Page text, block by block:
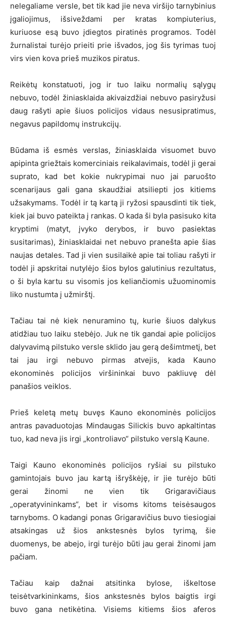
nelegaliame versle, bet tik kad jie neva viršijo tarnybinius
įgaliojimus, išsiveždami per kratas kompiuterius,
kuriuose esą buvo įdiegtos piratinės programos. Todėl
žurnalistai turėjo prieiti prie išvados, jog šis tyrimas tuoj
virs vien kova prieš muzikos piratus.
Reikėtų konstatuoti, jog ir tuo laiku normalių sąlygų
nebuvo, todėl žiniasklaida akivaizdžiai nebuvo pasiryžusi
daug rašyti apie šiuos policijos vidaus nesusipratimus,
negavus papildomų instrukcijų.
Būdama iš esmės verslas, žiniasklaida visuomet buvo
apipinta griežtais komerciniais reikalavimais, todėl ji gerai
suprato, kad bet kokie nukrypimai nuo jai paruošto
scenarijaus gali gana skaudžiai atsiliepti jos kitiems
užsakymams. Todėl ir tą kartą ji ryžosi spausdinti tik tiek,
kiek jai buvo pateikta į rankas. O kada ši byla pasisuko kita
kryptimi (matyt, įvyko derybos, ir buvo pasiektas
susitarimas), žiniasklaidai net nebuvo pranešta apie šias
naujas detales. Tad ji vien susilaikė apie tai toliau rašyti ir
todėl ji apskritai nutylėjo šios bylos galutinius rezultatus,
o ši byla kartu su visomis jos keliančiomis užuominomis
liko nustumta į užmirštį.
Tačiau tai nė kiek nenuramino tų, kurie šiuos dalykus
atidžiau tuo laiku stebėjo. Juk ne tik gandai apie policijos
dalyvavimą pilstuko versle sklido jau gerą dešimtmetį, bet
tai jau irgi nebuvo pirmas atvejis, kada Kauno
ekonominės policijos viršininkai buvo pakliuvę dėl
panašios veiklos.
Prieš keletą metų buvęs Kauno ekonominės policijos
antras pavaduotojas Mindaugas Silickis buvo apkaltintas
tuo, kad neva jis irgi „kontroliavo“ pilstuko verslą Kaune.
Taigi Kauno ekonominės policijos ryšiai su pilstuko
gamintojais buvo jau kartą išryškėję, ir jie turėjo būti
gerai žinomi ne vien tik Grigaravičiaus
„operatyvininkams“, bet ir visoms kitoms teisėsaugos
tarnyboms. O kadangi ponas Grigaravičius buvo tiesiogiai
atsakingas už šios ankstesnės bylos tyrimą, šie
duomenys, be abejo, irgi turėjo būti jau gerai žinomi jam
pačiam.
Tačiau kaip dažnai atsitinka bylose, iškeltose
teisėtvarkininkams, šios ankstesnės bylos baigtis irgi
buvo gana netikėtina. Visiems kitiems šios aferos